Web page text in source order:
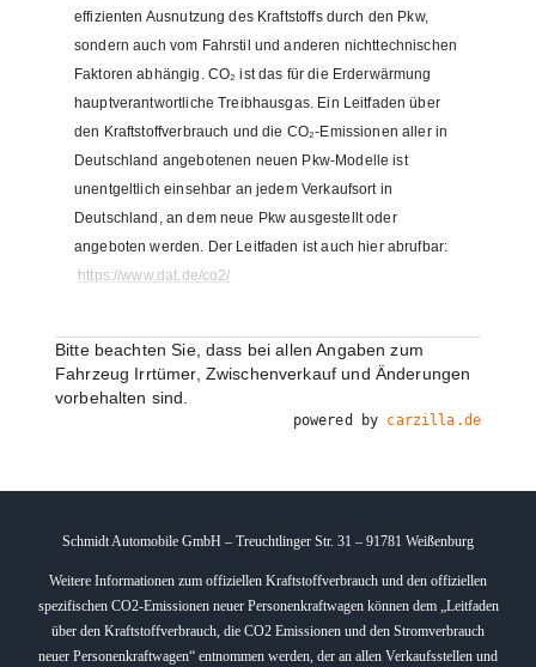
effizienten Ausnutzung des Kraftstoffs durch den Pkw,
sondern auch vom Fahrstil und anderen nichttechnischen
Faktoren abhängig. CO₂ ist das für die Erderwärmung
hauptverantwortliche Treibhausgas. Ein Leitfaden über
den Kraftstoffverbrauch und die CO₂-Emissionen aller in
Deutschland angebotenen neuen Pkw-Modelle ist
unentgeltlich einsehbar an jedem Verkaufsort in
Deutschland, an dem neue Pkw ausgestellt oder
angeboten werden. Der Leitfaden ist auch hier abrufbar:
https://www.dat.de/co2/
Bitte beachten Sie, dass bei allen Angaben zum
Fahrzeug Irrtümer, Zwischenverkauf und Änderungen
vorbehalten sind.
powered by carzilla.de
Schmidt Automobile GmbH – Treuchtlinger Str. 31 – 91781 Weißenburg
Weitere Informationen zum offiziellen Kraftstoffverbrauch und den offiziellen
spezifischen CO2-Emissionen neuer Personenkraftwagen können dem „Leitfaden
über den Kraftstoffverbrauch, die CO2 Emissionen und den Stromverbrauch
neuer Personenkraftwagen“ entnommen werden, der an allen Verkaufsstellen und